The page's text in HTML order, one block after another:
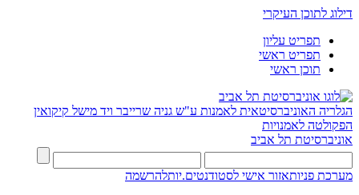
דילוג לתוכן העיקרי
תפריט עליון
תפריט ראשי
תוכן ראשי
הגלריה האוניברסיטאית לאמנות ע"ש גניה שרייבר ויד מישל קיקואין
הפקולטה לאמנויות
אוניברסיטת תל אביב
מערכת פניותאזור אישי לסטודנטים.יותלהרשמה